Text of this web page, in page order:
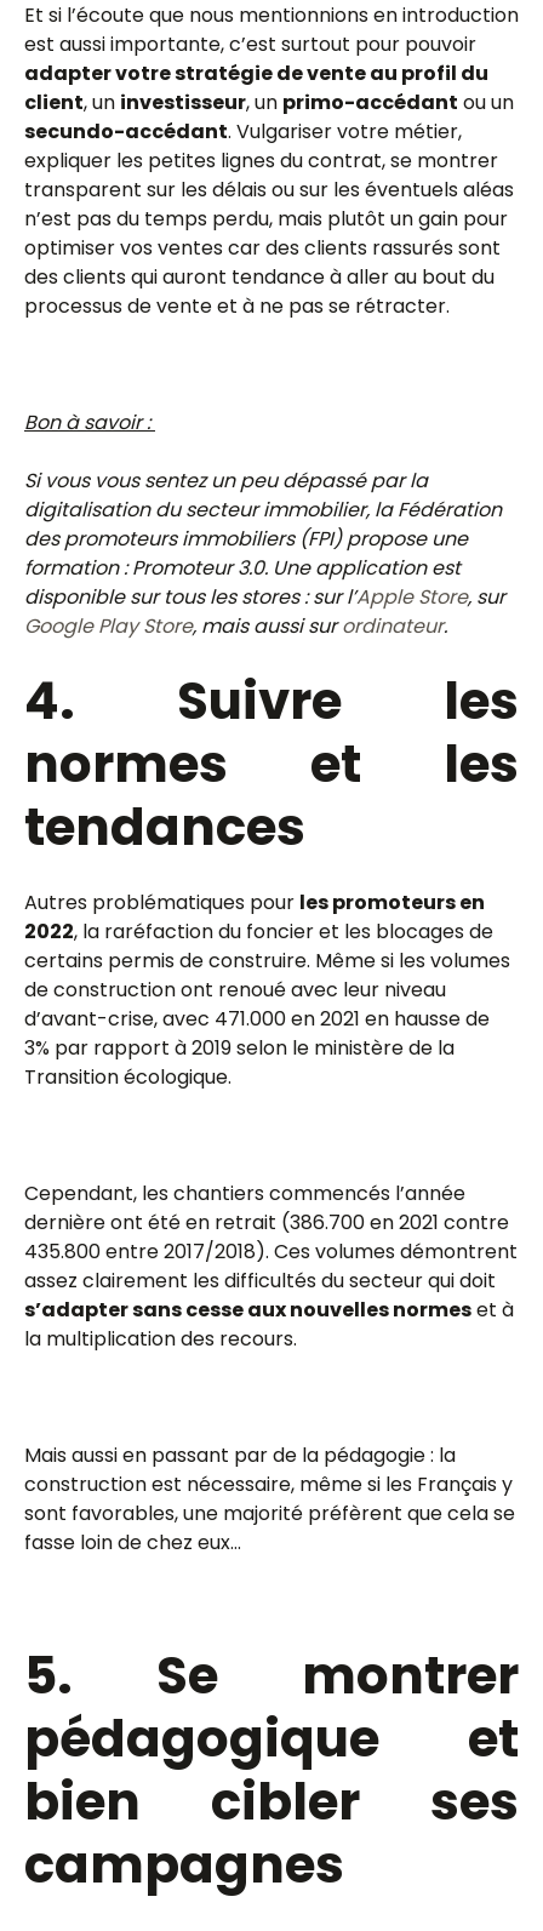
Et si l’écoute que nous mentionnions en introduction
est aussi importante, c’est surtout pour pouvoir
adapter votre stratégie de vente au profil du
client, un investisseur, un primo-accédant ou un
secundo-accédant. Vulgariser votre métier,
expliquer les petites lignes du contrat, se montrer
transparent sur les délais ou sur les éventuels aléas
n’est pas du temps perdu, mais plutôt un gain pour
optimiser vos ventes car des clients rassurés sont
des clients qui auront tendance à aller au bout du
processus de vente et à ne pas se rétracter.
Bon à savoir :
Si vous vous sentez un peu dépassé par la
digitalisation du secteur immobilier, la Fédération
des promoteurs immobiliers (FPI) propose une
formation : Promoteur 3.0. Une application est
disponible sur tous les stores : sur l’Apple Store, sur
Google Play Store, mais aussi surordinateur.
4. Suivre les
normes et les
tendances
Autres problématiques pour les promoteurs en
2022, la raréfaction du foncier et les blocages de
certains permis de construire. Même si les volumes
de construction ont renoué avec leur niveau
d’avant-crise, avec 471.000 en 2021 en hausse de
3% par rapport à 2019 selon le ministère de la
Transition écologique.
Cependant, les chantiers commencés l’année
dernière ont été en retrait (386.700 en 2021 contre
435.800 entre 2017/2018). Ces volumes démontrent
assez clairement les difficultés du secteur qui doit
s’adapter sans cesse aux nouvelles normeset à
la multiplication des recours.
Mais aussi en passant par de la pédagogie : la
construction est nécessaire, même si les Français y
sont favorables, une majorité préfèrent que cela se
fasse loin de chez eux…
5. Se montrer
pédagogique et
bien cibler ses
campagnes